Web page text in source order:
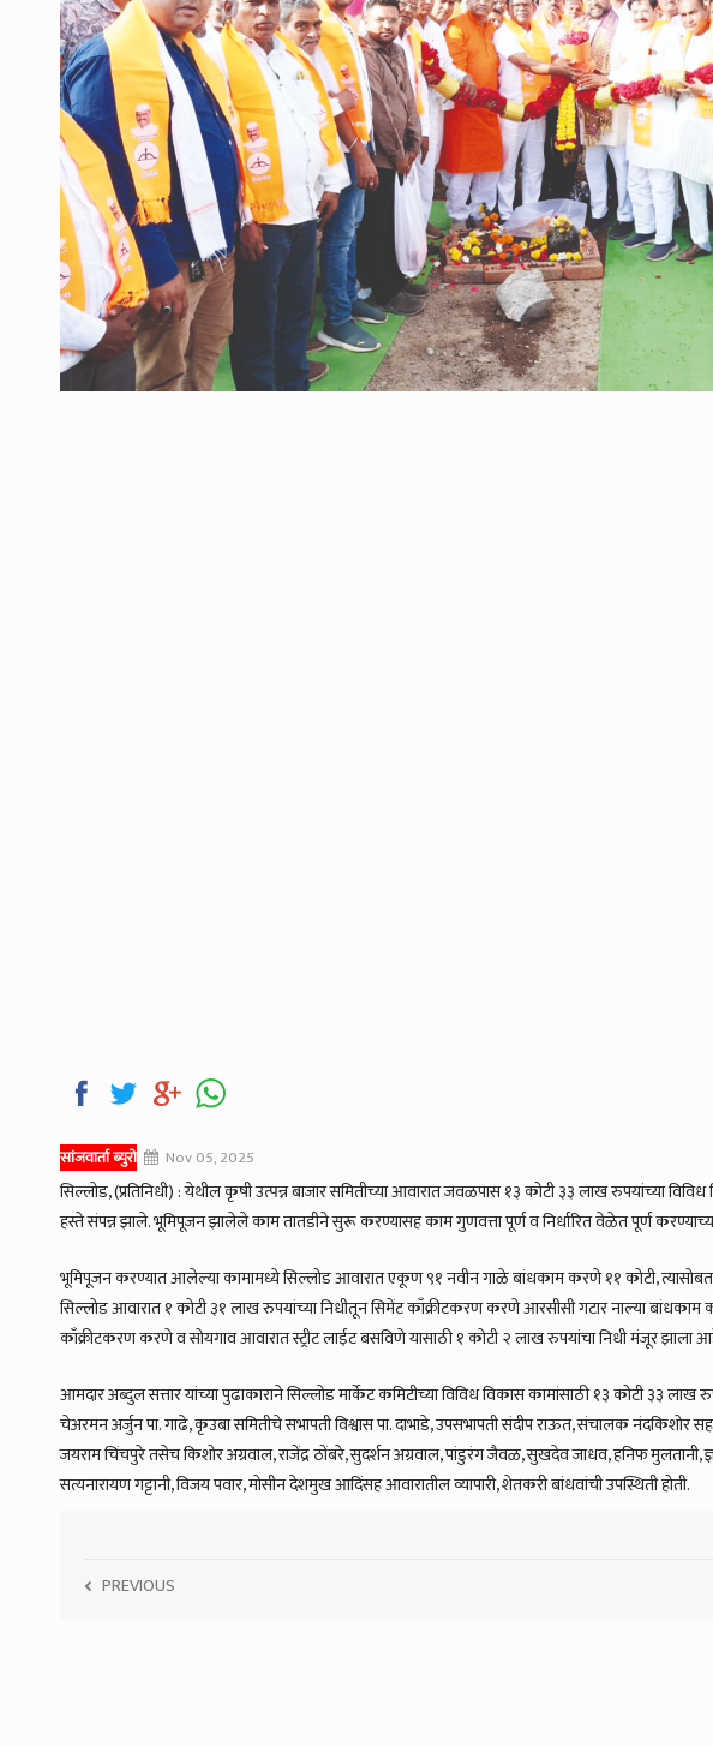
सांजवार्ता ब्युरो Nov 05, 2025
सिल्लोड, (प्रतिनिधी) : येथील कृषी उत्पन्न बाजार समितीच्या आवारात जवळपास १३ कोटी ३३ लाख रुपयांच्या
हस्ते संपन्न झाले. भूमिपूजन झालेले काम तातडीने सुरू करण्यासह काम गुणवत्ता पूर्ण व निर्धारित वेळेत पूर्ण
भूमिपूजन करण्यात आलेल्या कामामध्ये सिल्लोड आवारात एकूण ९१ नवीन गाळे बांधकाम करणे ११ कोटी,
सिल्लोड आवारात १ कोटी ३१ लाख रुपयांच्या निधीतून सिमेंट काँक्रीटकरण करणे आरसीसी गटार नाल्या
काँक्रीटकरण करणे व सोयगाव आवारात स्ट्रीट लाईट बसविणे यासाठी १ कोटी २ लाख रुपयांचा निधी मंजूर झाला
आमदार अब्दुल सत्तार यांच्या पुढाकाराने सिल्लोड मार्केट कमिटीच्या विविध विकास कामांसाठी १३ कोटी ३३ लाख
चेअरमन अर्जुन पा. गाढे, कृउबा समितीचे सभापती विश्वास पा. दाभाडे, उपसभापती संदीप राऊत, संचालक नंदकिशोर
जयराम चिंचपुरे तसेच किशोर अग्रवाल, राजेंद्र ठोंबरे, सुदर्शन अग्रवाल, पांडुरंग जैवळ, सुखदेव जाधव, हनिफ मुलतानी,
सत्यनारायण गट्टानी, विजय पवार, मोसीन देशमुख आदिंसह आवारातील व्यापारी, शेतकरी बांधवांची उपस्थिती होती.
PREVIOUS